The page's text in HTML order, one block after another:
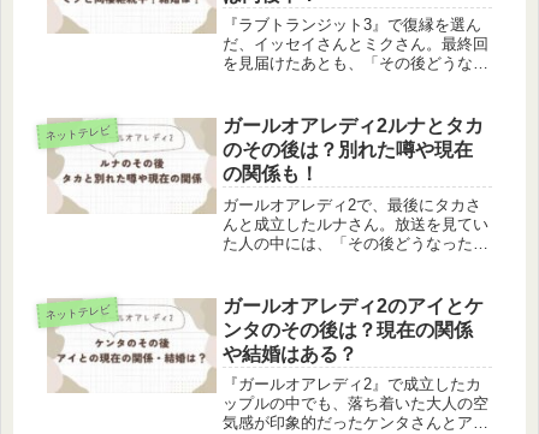
『ラブトランジット3』で復縁を選ん
だ、イッセイさんとミクさん。最終回
を見届けたあとも、「その後どうなっ
る方は多いのではないでしょうか。特
にイッセイさんは、番組内でもミクさ
ん...
ネットテレビ
ガールオアレディ2ルナとタカ
のその後は？別れた噂や現在
の関係も！
ガールオアレディ2で、最後にタカさ
んと成立したルナさん。放送を見てい
た人の中には、「その後どうなった
はないでしょうか。最終回では、ルナ
さんのまっすぐな想いや、タカさんの
誠実...
ネットテレビ
ガールオアレディ2のアイとケ
ンタのその後は？現在の関係
や結婚はある？
『ガールオアレディ2』で成立したカ
ップルの中でも、落ち着いた大人の空
気感が印象的だったケンタさんとアイ